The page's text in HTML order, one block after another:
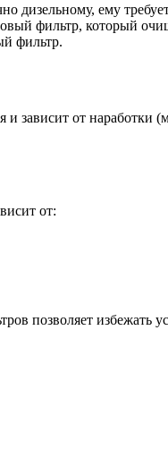
дизельному, ему
фильтр, который
фильтр.
зависит от наработки
от:
позволяет избежать